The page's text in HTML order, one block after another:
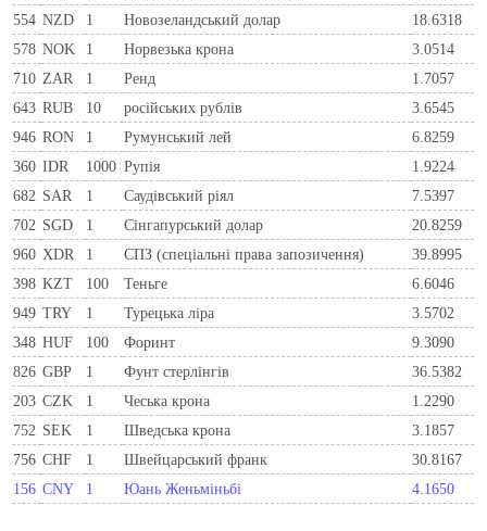
554 NZD 1 Новозеландський долар
18.6318
578 NOK 1 Норвезька крона
3.0514
710 ZAR 1 Ренд
1.7057
643 RUB 10 російських рублів
3.6545
946 RON 1 Румунський лей
6.8259
360 IDR 1000 Рупія
1.9224
682 SAR 1 Саудівський ріял
7.5397
702 SGD 1 Сінгапурський долар
20.8259
960 XDR 1 СПЗ (спеціальні права запозичення)
39.8995
398 KZT 100 Теньге
6.6046
949 TRY 1 Турецька ліра
3.5702
348 HUF 100 Форинт
9.3090
826 GBP 1 Фунт стерлінгів
36.5382
203 CZK 1 Чеська крона
1.2290
752 SEK 1 Шведська крона
3.1857
756 CHF 1 Швейцарський франк
30.8167
156 CNY 1 Юань Женьміньбі 4.1650